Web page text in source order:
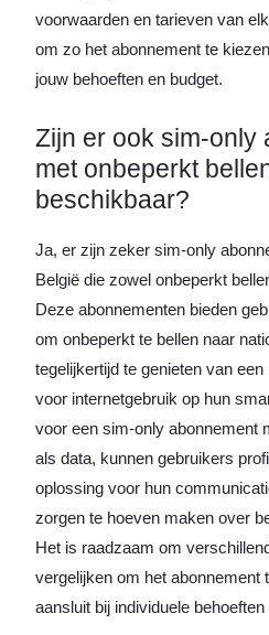
voorwaarden en tarieven van
om zo het abonnement te
jouw behoeften en budget.
Zijn er ook sim-only
met onbeperkt
beschikbaar?
Ja, er zijn zeker sim-only
België die zowel onbeperkt
Deze abonnementen bieden
om onbeperkt te bellen naar
tegelijkertijd te genieten van
voor internetgebruik op hun
voor een sim-only abonnement
als data, kunnen gebruikers
oplossing voor hun
zorgen te hoeven maken over
Het is raadzaam om
vergelijken om het abonnement
aansluit bij individuele behoeften